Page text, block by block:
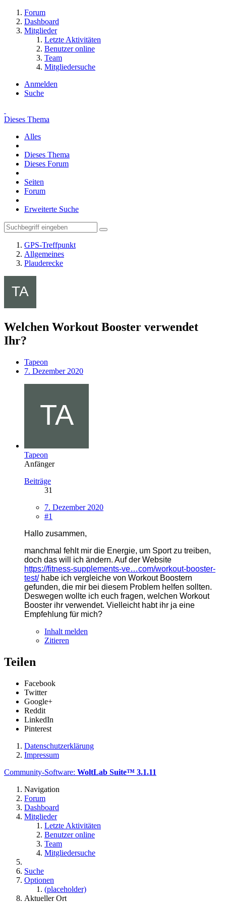
Forum
Dashboard
Mitglieder
Letzte Aktivitäten
Benutzer online
Team
Mitgliedersuche
Anmelden
Suche
Dieses Thema
Alles
Dieses Thema
Dieses Forum
Seiten
Forum
Erweiterte Suche
GPS-Treffpunkt
Allgemeines
Plauderecke
Welchen Workout Booster verwendet
Ihr?
Tapeon
7. Dezember 2020
Tapeon
Anfänger
Beiträge
31
7. Dezember 2020
#1
Hallo zusammen,
manchmal fehlt mir die Energie, um Sport zu treiben,
doch das will ich ändern. Auf der Website
https://fitness-supplements-ve…com/workout-booster-
test/habe ich vergleiche von Workout Boostern
gefunden, die mir bei diesem Problem helfen sollten.
Deswegen wollte ich euch fragen, welchen Workout
Booster ihr verwendet. Vielleicht habt ihr ja eine
Empfehlung für mich?
Inhalt melden
Zitieren
Teilen
Facebook
Twitter
Google+
Reddit
LinkedIn
Pinterest
Datenschutzerklärung
Impressum
Community-Software: WoltLab Suite™ 3.1.11
Navigation
Forum
Dashboard
Mitglieder
Letzte Aktivitäten
Benutzer online
Team
Mitgliedersuche
Suche
Optionen
(placeholder)
Aktueller Ort